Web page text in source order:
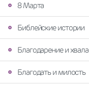
8 Марта
Библейские истории
Благодарение и хвала
Благодать и милость